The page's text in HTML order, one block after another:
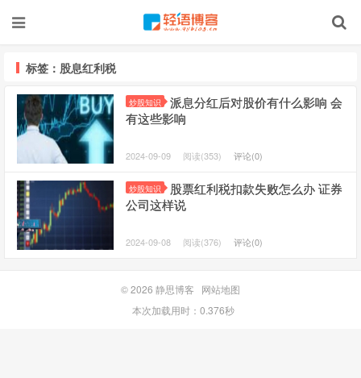
标签：股息红利税
炒股知识
派息分红后对股价有什么影响 会
有这些影响
2024-09-09 阅读(353) 评论(0)
炒股知识
股票红利税扣款失败怎么办 证券
公司这样说
2024-09-08 阅读(376) 评论(0)
© 2026 静思博客
网站地图
本次加载用时：0.376秒